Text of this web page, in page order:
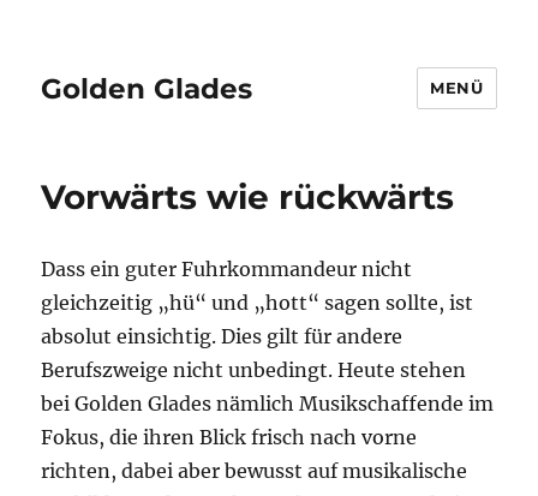
Golden Glades MENÜ
Vorwärts wie rückwärts
Dass ein guter Fuhrkommandeur nicht
gleichzeitig „hü“ und „hott“ sagen sollte, ist
absolut einsichtig. Dies gilt für andere
Berufszweige nicht unbedingt. Heute stehen
bei Golden Glades nämlich Musikschaffende im
Fokus, die ihren Blick frisch nach vorne
richten, dabei aber bewusst auf musikalische